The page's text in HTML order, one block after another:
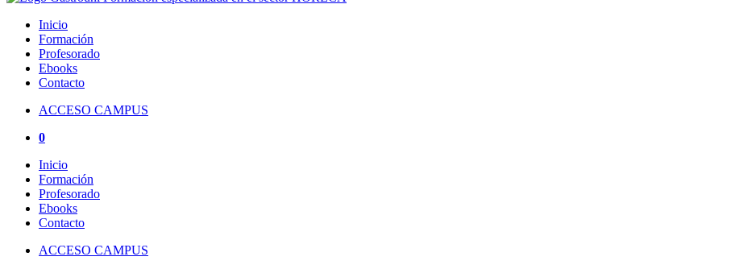
Inicio
Formación
Profesorado
Ebooks
Contacto
ACCESO CAMPUS
0
Inicio
Formación
Profesorado
Ebooks
Contacto
ACCESO CAMPUS